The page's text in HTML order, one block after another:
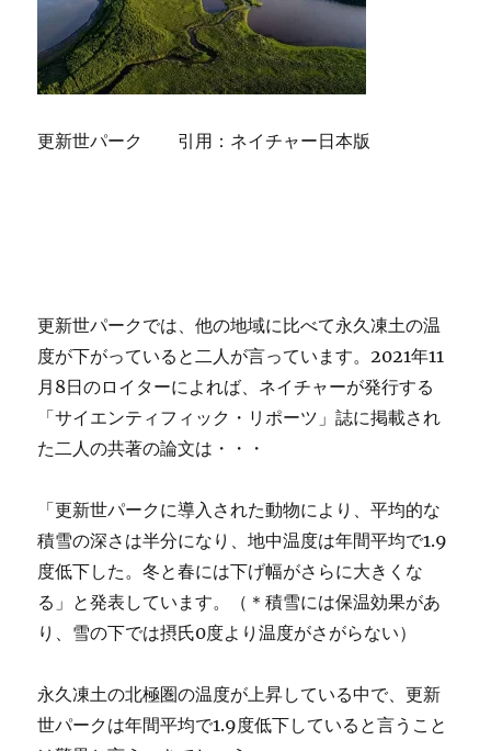
更新世パーク 引用：ネイチャー日本版
更新世パークでは、他の地域に比べて永久凍土の温
度が下がっていると二人が言っています。2021年11
月8日のロイターによれば、ネイチャーが発行する
「サイエンティフィック・リポーツ」誌に掲載され
た二人の共著の論文は・・・
「更新世パークに導入された動物により、平均的な
積雪の深さは半分になり、地中温度は年間平均で1.9
度低下した。冬と春には下げ幅がさらに大きくな
る」と発表しています。（＊積雪には保温効果があ
り、雪の下では摂氏0度より温度がさがらない）
永久凍土の北極圏の温度が上昇している中で、更新
世パークは年間平均で1.9度低下していると言うこと